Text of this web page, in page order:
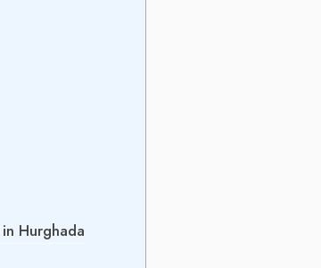
Hurghada